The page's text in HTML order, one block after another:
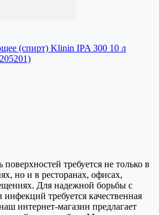
(спирт) Klinin IPA 300 10 л
требуется не только в
но и в ресторанах, офисах,
Для надежной борьбы с
требуется качественная
интернет-магазин предлагает